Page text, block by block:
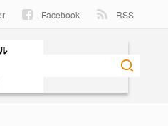
Facebook RSS